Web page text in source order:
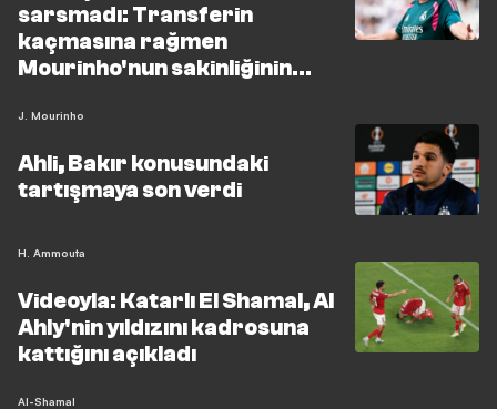
sarsmadı: Transferin
kaçmasına rağmen
Mourinho'nun sakinliğinin
J. Mourinho
Ahli, Bakır konusundaki
tartışmaya son verdi
H. Ammouta
Videoyla: Katarlı El Shamal, Al
Ahly'nin yıldızını kadrosuna
kattığını açıkladı
Al-Shamal